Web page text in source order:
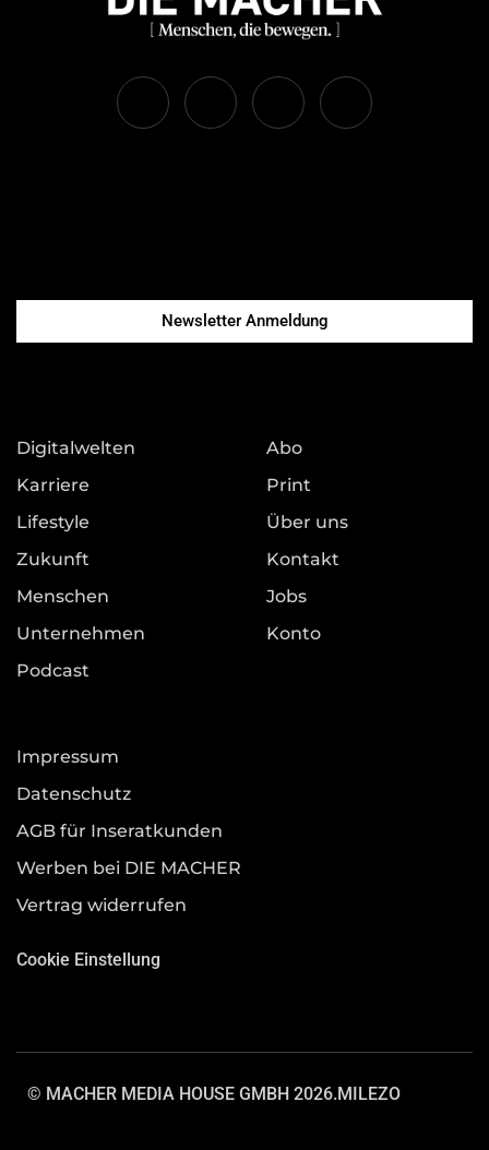
Newsletter Anmeldung
Digitalwelten
Karriere
Lifestyle
Zukunft
Menschen
Unternehmen
Podcast
Abo
Print
Über uns
Kontakt
Jobs
Konto
Impressum
Datenschutz
AGB für Inseratkunden
Werben bei DIE MACHER
Vertrag widerrufen
Cookie Einstellung
© MACHER MEDIA HOUSE GMBH 2026.MILEZO